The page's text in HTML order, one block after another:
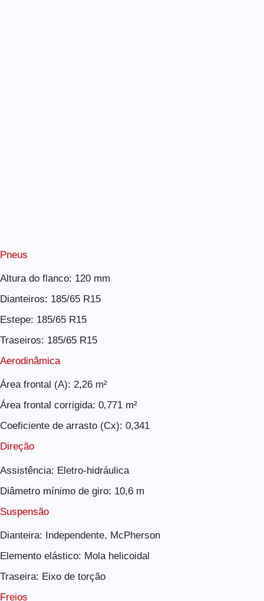
Pneus
Altura do flanco: 120 mm
Dianteiros: 185/65 R15
Estepe: 185/65 R15
Traseiros: 185/65 R15
Aerodinâmica
Área frontal (A): 2,26 m²
Área frontal corrigida: 0,771 m²
Coeficiente de arrasto (Cx): 0,341
Direção
Assistência: Eletro-hidráulica
Diâmetro mínimo de giro: 10,6 m
Suspensão
Dianteira: Independente, McPherson
Elemento elástico: Mola helicoidal
Traseira: Eixo de torção
Freios